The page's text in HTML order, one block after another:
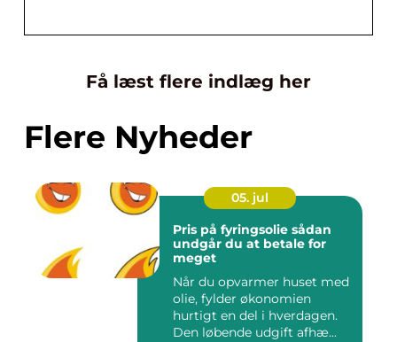
Få læst flere indlæg her
Flere Nyheder
05. jul
Pris på fyringsolie sådan
undgår du at betale for
meget
Når du opvarmer huset med
olie, fylder økonomien
hurtigt en del i hverdagen.
Den løbende udgift afhæ...